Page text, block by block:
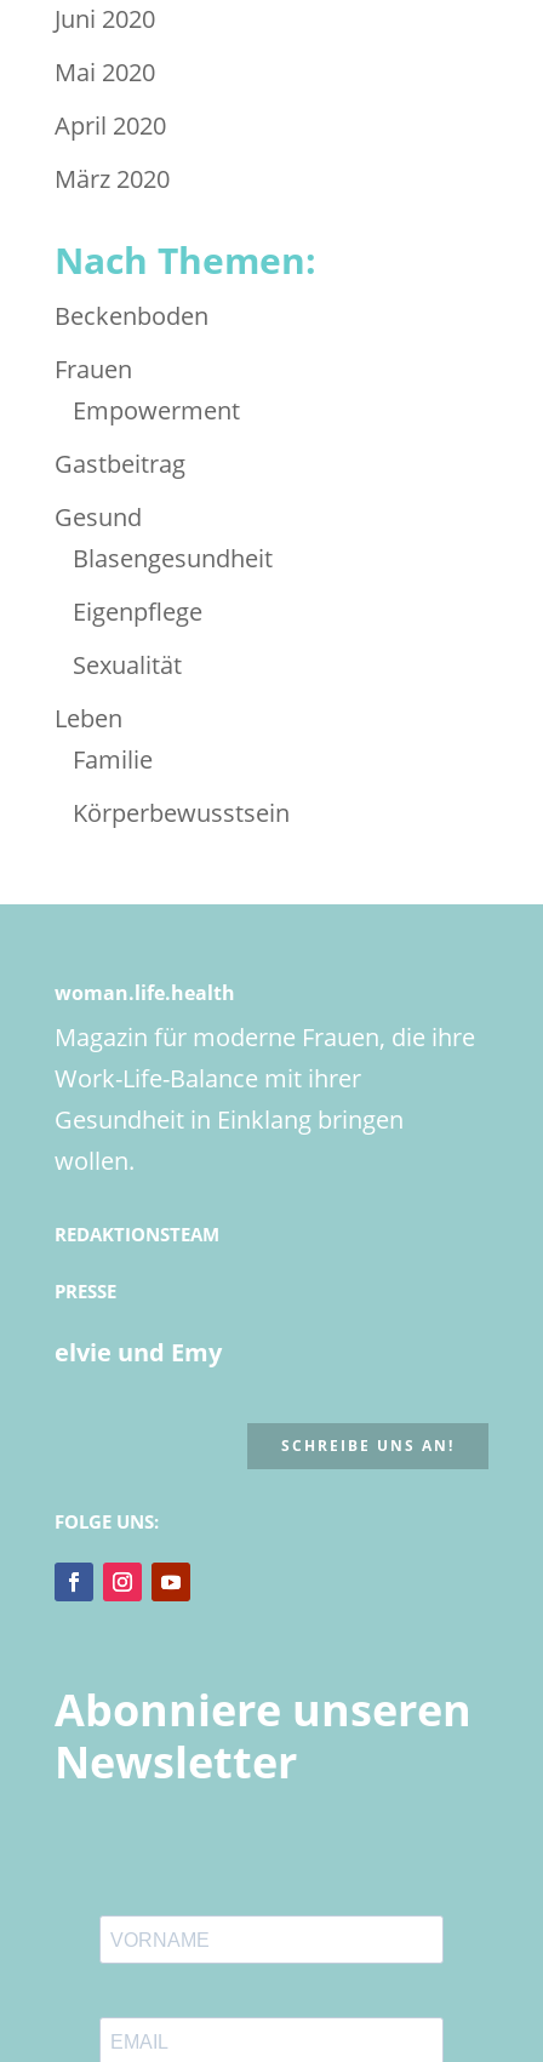
Juni 2020
Mai 2020
April 2020
März 2020
Nach Themen:
Beckenboden
Frauen
Empowerment
Gastbeitrag
Gesund
Blasengesundheit
Eigenpflege
Sexualität
Leben
Familie
Körperbewusstsein
woman.life.health
Magazin für moderne Frauen, die ihre
Work-Life-Balance mit ihrer
Gesundheit in Einklang bringen
wollen.
REDAKTIONSTEAM
PRESSE
elvie und Emy
SCHREIBE UNS AN!
FOLGE UNS:
Abonniere unseren
Newsletter